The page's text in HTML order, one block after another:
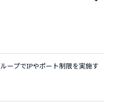
ープでIPやポート制限を実施す